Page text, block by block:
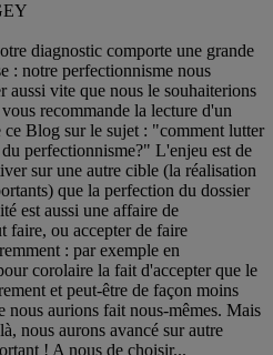
diagnostic comporte une grande
: notre perfectionnisme nous
aussi vite que nous le souhaiterions
recommande la lecture d'un
ce Blog sur le sujet : "comment lutter
perfectionnisme?" L'enjeu est de
sur une autre cible (la réalisation
que la perfection du dossier
est aussi une affaire de
faire, ou accepter de faire
: par exemple en
corolaire la fait d'accepter que le
et peut-être de façon moins
nous aurions fait nous-mêmes. Mais
nous aurons avancé sur autre
! A nous de choisir...